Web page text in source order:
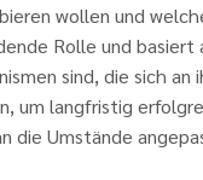
wollen und
Rolle und basiert
sind, die sich an
um langfristig
die Umstände